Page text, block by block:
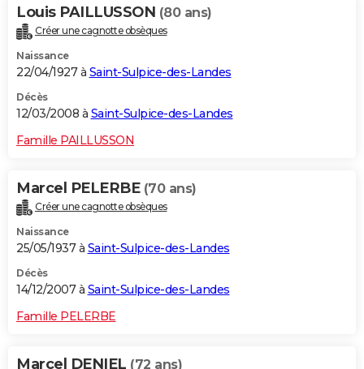
Louis PAILLUSSON (80 ans)
Créer une cagnotte obsèques
Naissance
22/04/1927 à Saint-Sulpice-des-Landes
Décès
12/03/2008 à Saint-Sulpice-des-Landes
Famille PAILLUSSON
Marcel PELERBE (70 ans)
Créer une cagnotte obsèques
Naissance
25/05/1937 à Saint-Sulpice-des-Landes
Décès
14/12/2007 à Saint-Sulpice-des-Landes
Famille PELERBE
Marcel DENIEL (72 ans)